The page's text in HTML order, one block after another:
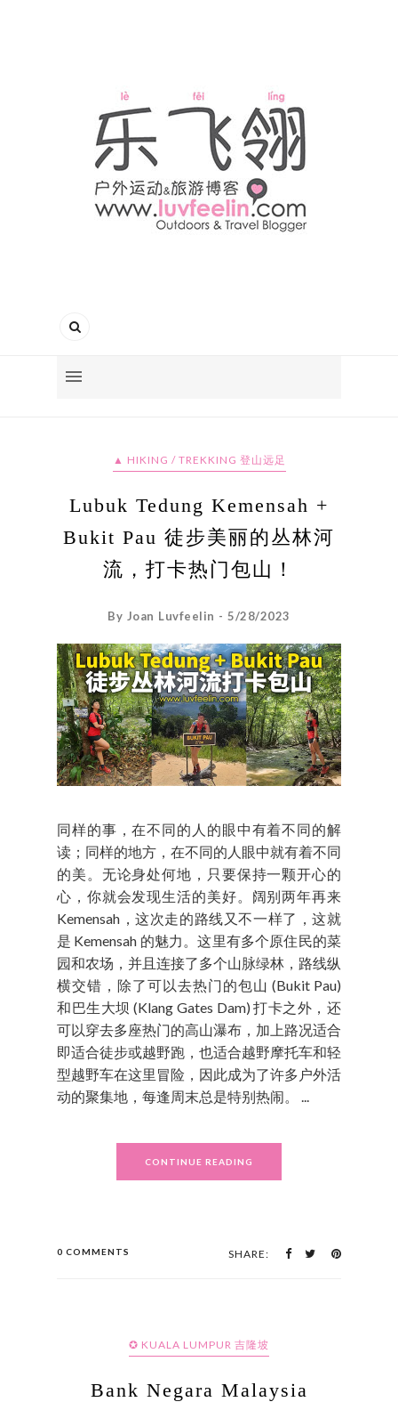
▲ HIKING / TREKKING 登山远足
Lubuk Tedung Kemensah +
Bukit Pau 徒步美丽的丛林河
流，打卡热门包山！
By Joan Luvfeelin - 5/28/2023
同样的事，在不同的人的眼中有着不同的解
读；同样的地方，在不同的人眼中就有着不同
的美。无论身处何地，只要保持一颗开心的
心，你就会发现生活的美好。阔别两年再来
Kemensah，这次走的路线又不一样了，这就
是 Kemensah 的魅力。这里有多个原住民的菜
园和农场，并且连接了多个山脉绿林，路线纵
横交错，除了可以去热门的包山 (Bukit Pau)
和巴生大坝 (Klang Gates Dam) 打卡之外，还
可以穿去多座热门的高山瀑布，加上路况适合
即适合徒步或越野跑，也适合越野摩托车和轻
型越野车在这里冒险，因此成为了许多户外活
动的聚集地，每逢周末总是特别热闹。 ...
CONTINUE READING
0 COMMENTS SHARE:
✪ KUALA LUMPUR 吉隆坡
Bank Negara Malaysia